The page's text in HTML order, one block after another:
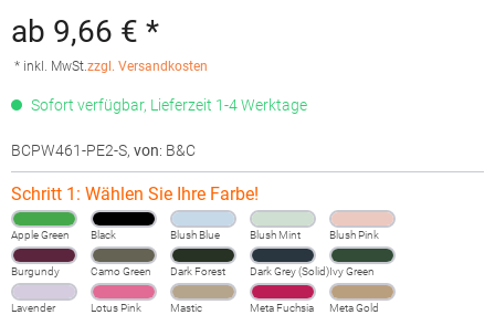
ab 9,66 € *
* inkl. MwSt.zzgl. Versandkosten
Sofort verfügbar, Lieferzeit 1-4 Werktage
BCPW461-PE2-S, von: B&C
Schritt 1: Wählen Sie Ihre Farbe!
Apple Green Black Blush Blue Blush Mint Blush Pink
Burgundy Camo Green Dark Forest Dark Grey (Solid)Ivy Green
Lavender Lotus Pink Mastic Meta Fuchsia Meta Gold